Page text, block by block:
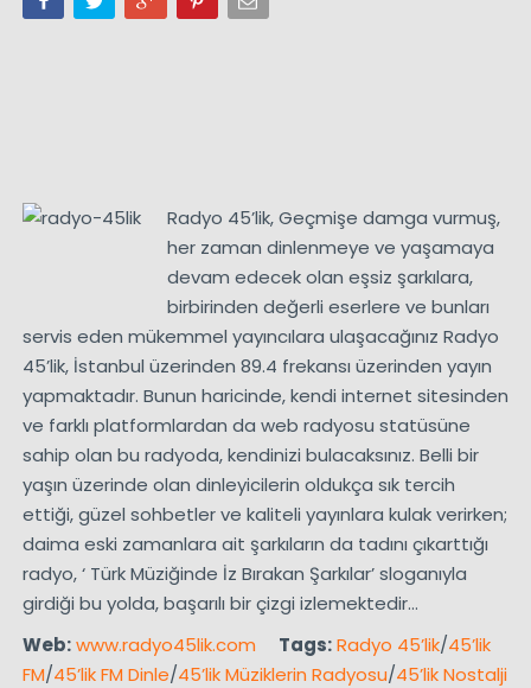
Radyo 45’lik, Geçmişe damga vurmuş,
her zaman dinlenmeye ve yaşamaya
devam edecek olan eşsiz şarkılara,
birbirinden değerli eserlere ve bunları
servis eden mükemmel yayıncılara ulaşacağınız Radyo
45’lik, İstanbul üzerinden 89.4 frekansı üzerinden yayın
yapmaktadır. Bunun haricinde, kendi internet sitesinden
ve farklı platformlardan da web radyosu statüsüne
sahip olan bu radyoda, kendinizi bulacaksınız. Belli bir
yaşın üzerinde olan dinleyicilerin oldukça sık tercih
ettiği, güzel sohbetler ve kaliteli yayınlara kulak verirken;
daima eski zamanlara ait şarkıların da tadını çıkarttığı
radyo, ‘ Türk Müziğinde İz Bırakan Şarkılar’ sloganıyla
girdiği bu yolda, başarılı bir çizgi izlemektedir…
Web:www.radyo45lik.com Tags:Radyo 45’lik/45’lik
FM/45’lik FM Dinle/45’lik Müziklerin Radyosu/45’lik Nostalji